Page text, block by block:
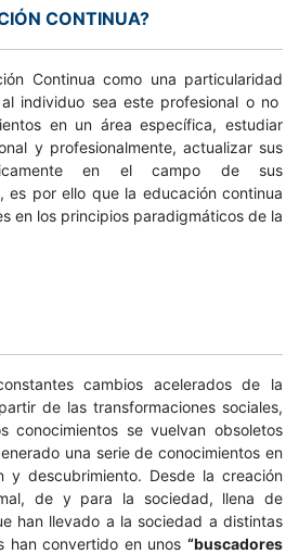
CONTINUA?
Continua como una particularidad
individuo sea este profesional o no
en un área específica, estudiar
y profesionalmente, actualizar sus
en el campo de sus
es por ello que la educación continua
en los principios paradigmáticos de la
cambios acelerados de la
de las transformaciones sociales,
conocimientos se vuelvan obsoletos
una serie de conocimientos en
y descubrimiento. Desde la creación
de y para la sociedad, llena de
han llevado a la sociedad a distintas
han convertido en unos “buscadores